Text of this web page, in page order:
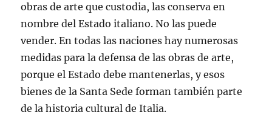
obras de arte que custodia, las conserva en
nombre del Estado italiano. No las puede
vender. En todas las naciones hay numerosas
medidas para la defensa de las obras de arte,
porque el Estado debe mantenerlas, y esos
bienes de la Santa Sede forman también parte
de la historia cultural de Italia.